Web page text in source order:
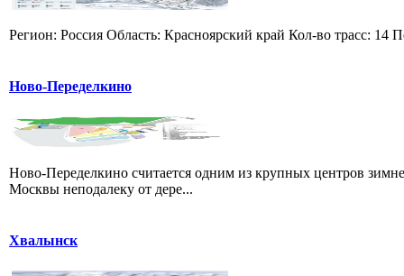
Регион: Россия Область: Красноярский край Кол-во трасс:
Ново-Переделкино
Ново-Переделкино считается одним из крупных центров
Москвы неподалеку от дере...
Хвалынск